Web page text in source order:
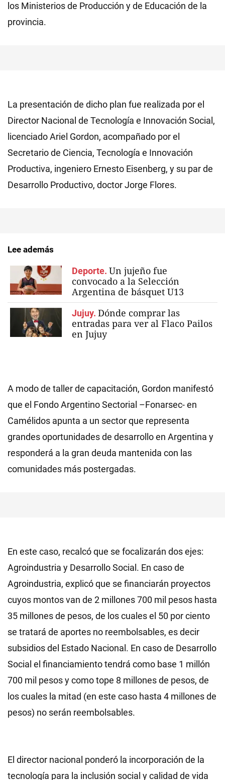
los Ministerios de Producción y de Educación de la
provincia.
La presentación de dicho plan fue realizada por el
Director Nacional de Tecnología e Innovación Social,
licenciado Ariel Gordon, acompañado por el
Secretario de Ciencia, Tecnología e Innovación
Productiva, ingeniero Ernesto Eisenberg, y su par de
Desarrollo Productivo, doctor Jorge Flores.
Lee además
Deporte. Un jujeño fue
convocado a la Selección
Argentina de básquet U13
Jujuy. Dónde comprar las
entradas para ver al Flaco Pailos
en Jujuy
A modo de taller de capacitación, Gordon manifestó
que el Fondo Argentino Sectorial –Fonarsec- en
Camélidos apunta a un sector que representa
grandes oportunidades de desarrollo en Argentina y
responderá a la gran deuda mantenida con las
comunidades más postergadas.
En este caso, recalcó que se focalizarán dos ejes:
Agroindustria y Desarrollo Social. En caso de
Agroindustria, explicó que se financiarán proyectos
cuyos montos van de 2 millones 700 mil pesos hasta
35 millones de pesos, de los cuales el 50 por ciento
se tratará de aportes no reembolsables, es decir
subsidios del Estado Nacional. En caso de Desarrollo
Social el financiamiento tendrá como base 1 millón
700 mil pesos y como tope 8 millones de pesos, de
los cuales la mitad (en este caso hasta 4 millones de
pesos) no serán reembolsables.
El director nacional ponderó la incorporación de la
tecnología para la inclusión social y calidad de vida